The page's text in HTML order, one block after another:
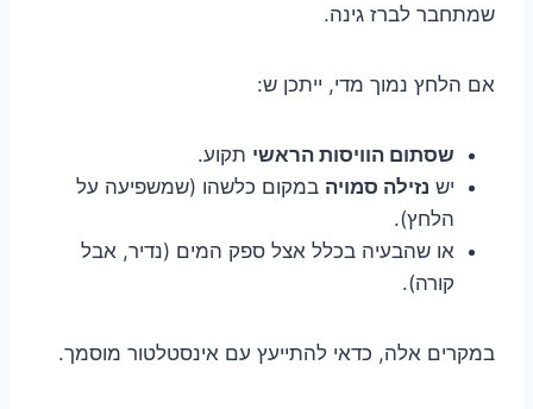
שמתחבר לברז גינה.
אם הלחץ נמוך מדי, ייתכן ש:
שסתום הוויסות הראשי תקוע.
יש נזילה סמויה במקום כלשהו (שמשפיעה על
הלחץ).
או שהבעיה בכלל אצל ספק המים (נדיר, אבל
קורה).
במקרים אלה, כדאי להתייעץ עם אינסטלטור מוסמך.